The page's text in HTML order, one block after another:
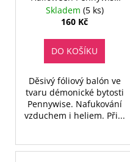
Clown - 81 cm
Skladem (5 ks)
160 Kč
DO KOŠÍKU
Děsivý fóliový balón ve
tvaru démonické bytosti
Pennywise. Nafukování
vzduchem i heliem. Při...